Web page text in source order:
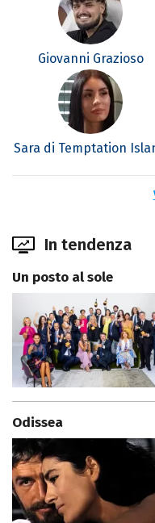
Giovanni Grazioso
Sara di Temptation
In tendenza
Un posto al sole
Odissea